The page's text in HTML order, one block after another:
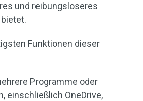
und reibungsloseres
Funktionen dieser
Programme oder
einschließlich OneDrive,